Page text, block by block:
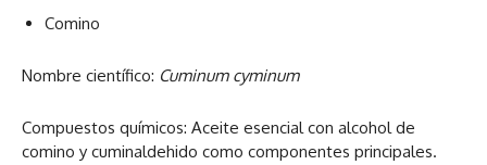
Comino
Nombre científico: Cuminum cyminum
Compuestos químicos: Aceite esencial con alcohol de
comino y cuminaldehido como componentes principales.